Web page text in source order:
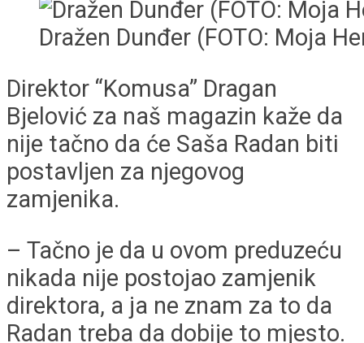
Dražen Dunđer (FOTO: Moja
Direktor “Komusa” Dragan
Bjelović za naš magazin kaže da
nije tačno da će Saša Radan biti
postavljen za njegovog
zamjenika.
– Tačno je da u ovom preduzeću
nikada nije postojao zamjenik
direktora, a ja ne znam za to da
Radan treba da dobije to mjesto.